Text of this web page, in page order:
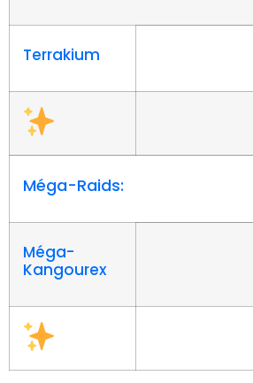
Terrakium
Méga-Raids:
Méga-
Kangourex